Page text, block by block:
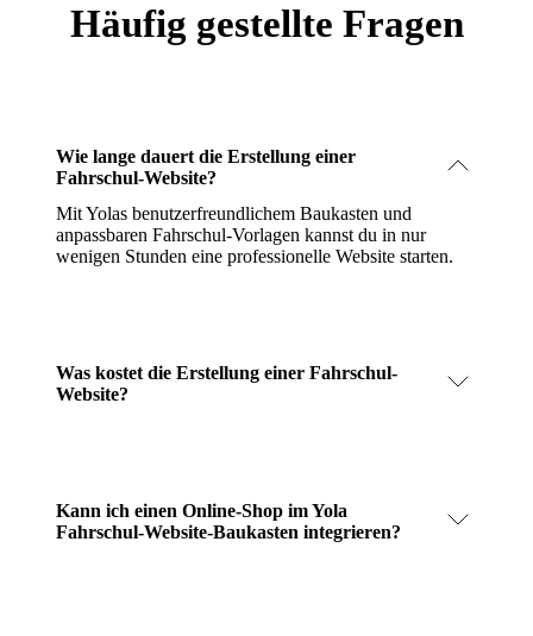
Häufig gestellte Fragen
Wie lange dauert die Erstellung einer
Fahrschul-Website?
Mit Yolas benutzerfreundlichem Baukasten und
anpassbaren Fahrschul-Vorlagen kannst du in nur
wenigen Stunden eine professionelle Website starten.
Was kostet die Erstellung einer Fahrschul-
Website?
Kann ich einen Online-Shop im Yola
Fahrschul-Website-Baukasten integrieren?